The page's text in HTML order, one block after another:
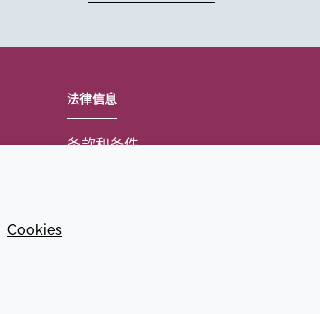
法律信息
条款和条件
Cookies